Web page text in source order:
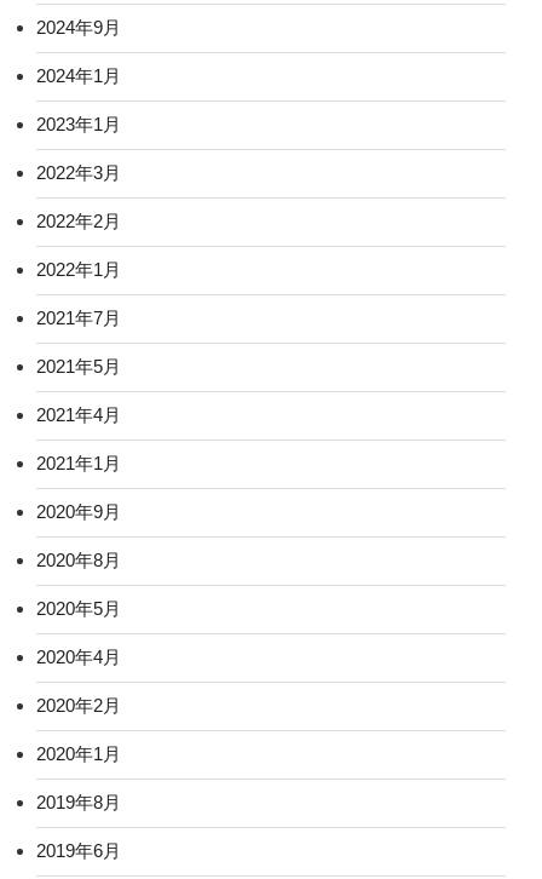
2024年9月
2024年1月
2023年1月
2022年3月
2022年2月
2022年1月
2021年7月
2021年5月
2021年4月
2021年1月
2020年9月
2020年8月
2020年5月
2020年4月
2020年2月
2020年1月
2019年8月
2019年6月